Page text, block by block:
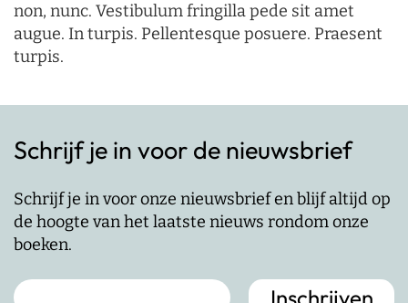
non, nunc. Vestibulum fringilla pede sit amet
augue. In turpis. Pellentesque posuere. Praesent
turpis.
Schrijf je in voor de nieuwsbrief
Schrijf je in voor onze nieuwsbrief en blijf altijd op
de hoogte van het laatste nieuws rondom onze
boeken.